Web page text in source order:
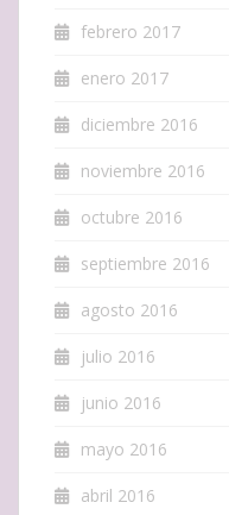
febrero 2017
enero 2017
diciembre 2016
noviembre 2016
octubre 2016
septiembre 2016
agosto 2016
julio 2016
junio 2016
mayo 2016
abril 2016